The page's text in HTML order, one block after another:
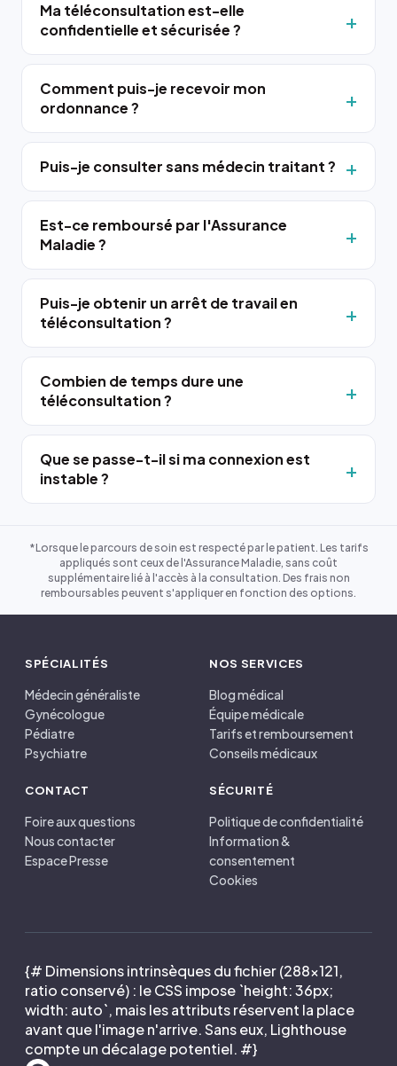
Ma téléconsultation est-elle
confidentielle et sécurisée ?
Comment puis-je recevoir mon
ordonnance ?
Puis-je consulter sans médecin traitant ?
Est-ce remboursé par l'Assurance
Maladie ?
Puis-je obtenir un arrêt de travail en
téléconsultation ?
Combien de temps dure une
téléconsultation ?
Que se passe-t-il si ma connexion est
instable ?
*Lorsque le parcours de soin est respecté par le patient. Les tarifs
appliqués sont ceux de l'Assurance Maladie, sans coût
supplémentaire lié à l'accès à la consultation. Des frais non
remboursables peuvent s'appliquer en fonction des options.
SPÉCIALITÉS
Médecin généraliste
Gynécologue
Pédiatre
Psychiatre
NOS SERVICES
Blog médical
Équipe médicale
Tarifs et remboursement
Conseils médicaux
CONTACT
Foire aux questions
Nous contacter
Espace Presse
SÉCURITÉ
Politique de confidentialité
Information &
consentement
Cookies
{# Dimensions intrinsèques du fichier (288×121,
ratio conservé) : le CSS impose `height: 36px;
width: auto`, mais les attributs réservent la place
avant que l'image n'arrive. Sans eux, Lighthouse
compte un décalage potentiel. #}